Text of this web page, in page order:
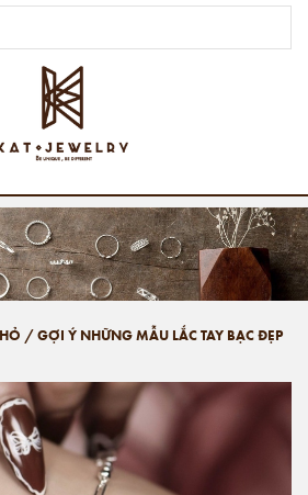
/GỢI Ý NHỮNG MẪU LẮC TAY BẠC ĐẸP